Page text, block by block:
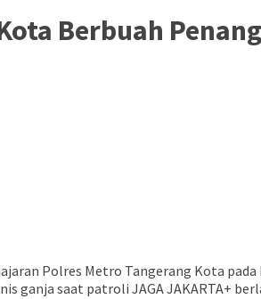
Berbuah
Polres Metro Tangerang Kota
ganja saat patroli JAGA JAKARTA+